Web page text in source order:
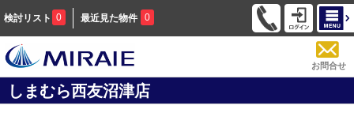
検討リスト 0 最近見た物件 0
お問合せ
しまむら西友沼津店